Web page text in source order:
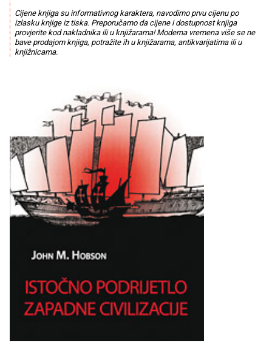
Cijene knjiga su informativnog karaktera, navodimo prvu cijenu po
izlasku knjige iz tiska. Preporučamo da cijene i dostupnost knjiga
provjerite kod nakladnika ili u knjižarama! Moderna vremena više se ne
bave prodajom knjiga, potražite ih u knjižarama, antikvarijatima ili u
knjižnicama.